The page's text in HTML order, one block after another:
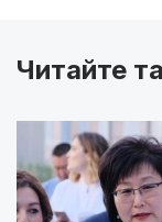
Читайте